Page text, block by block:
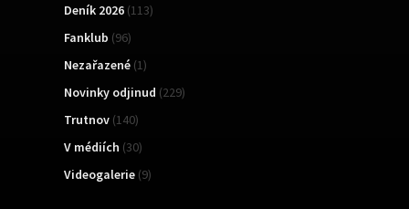
Deník 2026 (113)
Fanklub (96)
Nezařazené (1)
Novinky odjinud (229)
Trutnov (140)
V médiích (30)
Videogalerie (9)